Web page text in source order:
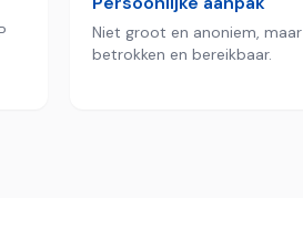
Niet groot en anoniem, maar
betrokken en bereikbaar.